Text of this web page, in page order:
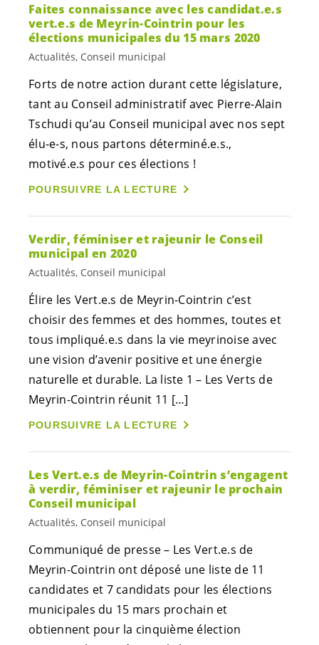
Faites connaissance avec lescandidat.e.s
vert.e.s de Meyrin-Cointrin pour les
élections municipales du 15 mars 2020
Actualités, Conseil municipal
Forts de notre action durant cette législature,
tant au Conseil administratif avec Pierre-Alain
Tschudi qu’au Conseil municipal avec nos sept
élu-e-s, nous partons déterminé.e.s.,
motivé.e.s pour ces élections !
POURSUIVRE LA LECTURE
Verdir, féminiser et rajeunir le Conseil
municipal en 2020
Actualités, Conseil municipal
Élire les Vert.e.s de Meyrin-Cointrin c’est
choisir des femmes et des hommes, toutes et
tous impliqué.e.s dans la vie meyrinoise avec
une vision d’avenir positive et une énergie
naturelle et durable. La liste 1 – Les Verts de
Meyrin-Cointrin réunit 11 […]
POURSUIVRE LA LECTURE
LesVert.e.s de Meyrin-Cointrin s’engagent
à verdir, féminiser et rajeunir le prochain
Conseil municipal
Actualités, Conseil municipal
Communiqué de presse – Les Vert.e.s de
Meyrin-Cointrin ont déposé une liste de 11
candidates et 7 candidats pour les élections
municipales du 15 mars prochain et
obtiennent pour la cinquième élection